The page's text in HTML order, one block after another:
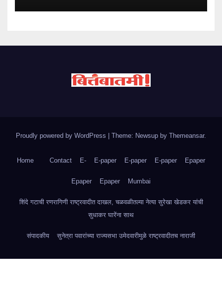
Proudly powered by WordPress | Theme: Newsup by Themeansar.
Home Contact E- E-paper E-paper E-paper Epaper
Epaper Epaper Mumbai
शिंदे गटाची रणरागिणी राष्ट्रवादीत दाखल, चळवळीतल्या नेत्या सुरेखा खेडकर यांची
सुधाकर घारेंना साथ
संपादकीय सुनेत्रा पवारांच्या राज्यसभा उमेदवारीमुळे राष्ट्रवादीतच नाराजी